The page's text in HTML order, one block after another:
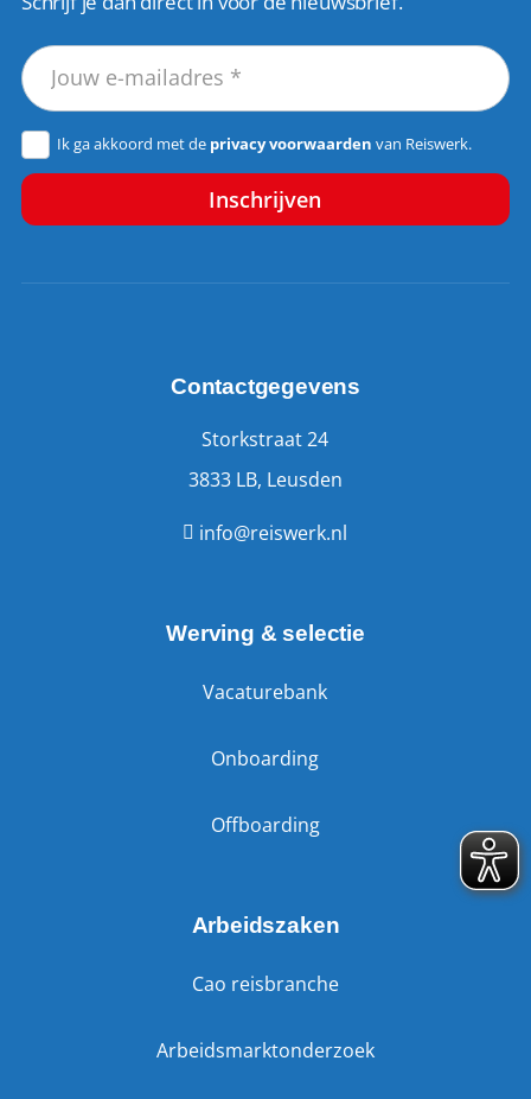
Ik ga akkoord met de privacy voorwaarden van Reiswerk.
Contactgegevens
Storkstraat 24
3833 LB, Leusden
info@reiswerk.nl
Werving & selectie
Vacaturebank
Onboarding
Offboarding
Arbeidszaken
Cao reisbranche
Arbeidsmarktonderzoek